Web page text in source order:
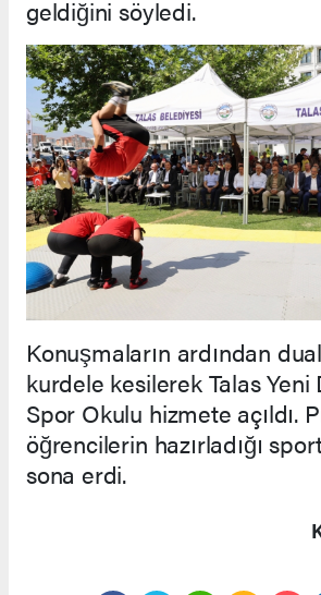
geldiğini söyledi.
Konuşmaların ardından
kurdele kesilerek Talas Yeni
Spor Okulu hizmete açıldı.
öğrencilerin hazırladığı
sona erdi.